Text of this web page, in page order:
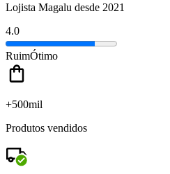
Lojista Magalu desde 2021
4.0
RuimÓtimo
+500mil
Produtos vendidos